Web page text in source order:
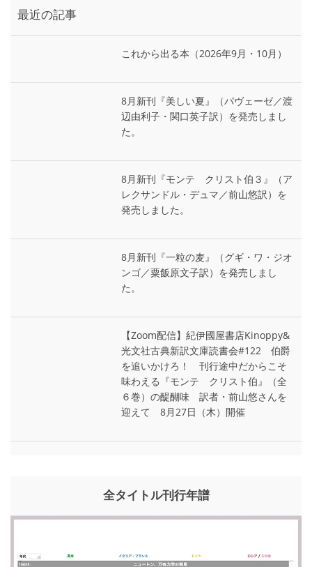
最近の記事
これから出る本（2026年9月・10月）
8月新刊『美しい夏』（パヴェーゼ／渡
辺由利子・関口英子訳）を発売しまし
た。
8月新刊『モンテ゠クリスト伯３』（ア
レクサンドル・デュマ／前山悠訳）を
発売しました。
8月新刊『一粒の麦』（グギ・ワ・ジオ
ンゴ／粟飯原文子訳）を発売しまし
た。
【Zoom配信】紀伊國屋書店Kinoppy&
光文社古典新訳文庫読書会#122 伯爵
を追いかけろ！ 刊行途中だからこそ
味わえる『モンテ゠クリスト伯』（全
６巻）の醍醐味 訳者・前山悠さんを
迎えて 8月27日（木）開催
全タイトル刊行年譜